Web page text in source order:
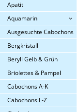
Apatit
Aquamarin
Ausgesuchte Cabochons
Bergkristall
Beryll Gelb & Grün
Briolettes & Pampel
Cabochons A-K
Cabochons L-Z